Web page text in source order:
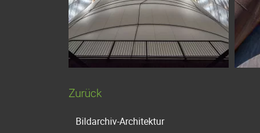
Zurück
Navigation
Bildarchiv-Architektur